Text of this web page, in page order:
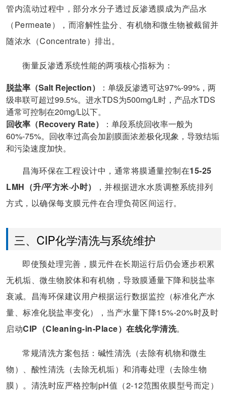
管内流动过程中，部分水分子透过反渗透膜成为产品水
（Permeate），而溶解性盐分、有机物和微生物被截留并
随浓水（Concentrate）排出。
衡量反渗透系统性能的两项核心指标为：
脱盐率（Salt Rejection）
：单级反渗透可达97%-99%，两
级串联可超过99.5%。进水TDS为500mg/L时，产品水TDS
通常可控制在20mg/L以下。
回收率（Recovery Rate）
：单段系统回收率一般为
60%-75%。回收率过高会加剧膜面浓差极化现象，导致结垢
和污染速度加快。
昌海环保在工程设计中，通常将膜通量控制在15-25
LMH（升/平方米·小时）
，并根据进水水质调整系统排列
方式，以确保每支膜元件在合理负荷区间运行。
三、CIP化学清洗与系统维护
即使预处理完善，膜元件在长期运行后仍会逐步积累
无机垢、微生物胶体和有机物，导致膜通量下降和脱盐率
衰减。昌海环保建议用户根据运行数据监控（标准化产水
量、标准化脱盐率变化），当产水量下降15%-20%时及时
启动CIP（Cleaning-in-Place）在线化学清洗。
常规清洗方案包括：碱性清洗（去除有机物和微生
物）、酸性清洗（去除无机垢）和消毒处理（去除生物
膜）。清洗时应严格控制pH值（2-12范围依膜型号而定）